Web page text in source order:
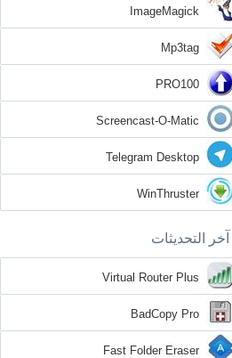
ImageMagick
Mp3tag
PRO100
Screencast-O-Matic
Telegram Desktop
WinThruster
آخر التحديثات
Virtual Router Plus
BadCopy Pro
Fast Folder Eraser